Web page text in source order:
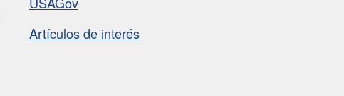
Artículos de interés